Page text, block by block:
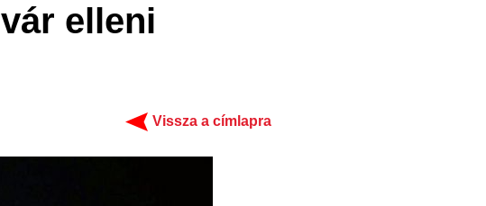
elleni
Vissza a címlapra